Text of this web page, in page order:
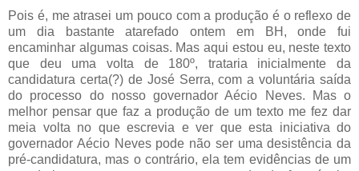
Pois é, me atrasei um pouco com a produção é o reflexo de
um dia bastante atarefado ontem em BH, onde fui
encaminhar algumas coisas. Mas aqui estou eu, neste texto
que deu uma volta de 180º, trataria inicialmente da
candidatura certa(?) de José Serra, com a voluntária saída
do processo do nosso governador Aécio Neves. Mas o
melhor pensar que faz a produção de um texto me fez dar
meia volta no que escrevia e ver que esta iniciativa do
governador Aécio Neves pode não ser uma desistência da
pré-candidatura, mas o contrário, ela tem evidências de um